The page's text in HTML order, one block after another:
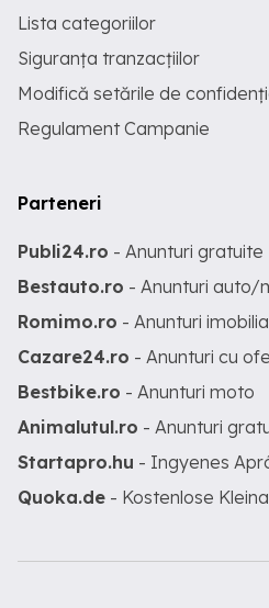
Lista categoriilor
Siguranța tranzacțiilor
Modifică setările de
Regulament Campanie
Parteneri
Publi24.ro - Anunturi gratuite
Bestauto.ro - Anunturi auto/
Romimo.ro - Anunturi
Cazare24.ro - Anunturi cu
Bestbike.ro - Anunturi moto
Animalutul.ro - Anunturi
Startapro.hu - Ingyenes
Quoka.de - Kostenlose